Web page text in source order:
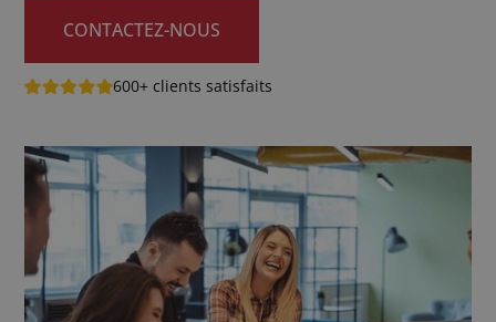
CONTACTEZ-NOUS
600+ clients satisfaits